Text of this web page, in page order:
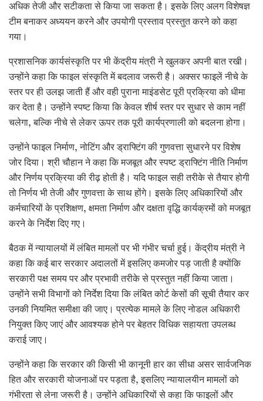
अधिक तेजी और सटीकता से किया जा सकता है। इसके लिए अलग विशेषज्ञ
टीम बनाकर अध्ययन करने और उपयोगी प्रस्ताव प्रस्तुत करने को कहा
गया।
प्रशासनिक कार्यसंस्कृति पर भी केंद्रीय मंत्री ने खुलकर अपनी बात रखी।
उन्होंने कहा कि फाइल संस्कृति में बदलाव जरूरी है। अक्सर फाइलें नीचे के
स्तर पर ही उलझ जाती हैं और वही पुराना माइंडसेट पूरी प्रक्रिया को धीमा
कर देता है। उन्होंने स्पष्ट किया कि केवल शीर्ष स्तर पर सुधार से काम नहीं
चलेगा, बल्कि नीचे से लेकर ऊपर तक पूरी कार्यप्रणाली को बदलना होगा।
उन्होंने फाइल निर्माण, नोटिंग और ड्राफ्टिंग की गुणवत्ता सुधारने पर विशेष
जोर दिया। श्री चौहान ने कहा कि मजबूत और स्पष्ट ड्राफ्टिंग नीति निर्माण
और निर्णय प्रक्रिया की रीढ़ होती है। यदि फाइल सही तरीके से तैयार होगी
तो निर्णय भी तेजी और गुणवत्ता के साथ होंगे। इसके लिए अधिकारियों और
कर्मचारियों के प्रशिक्षण, क्षमता निर्माण और दक्षता वृद्धि कार्यक्रमों को मजबूत
करने के निर्देश दिए गए।
बैठक में न्यायालयों में लंबित मामलों पर भी गंभीर चर्चा हुई। केंद्रीय मंत्री ने
कहा कि कई बार सरकार अदालतों में इसलिए कमजोर पड़ जाती है क्योंकि
सरकारी पक्ष समय पर और प्रभावी तरीके से प्रस्तुत नहीं किया जाता।
उन्होंने सभी विभागों को निर्देश दिया कि लंबित कोर्ट केसों की सूची तैयार कर
उनकी नियमित समीक्षा की जाए। प्रत्येक मामले के लिए नोडल अधिकारी
नियुक्त किए जाएं और आवश्यक होने पर बेहतर विधिक सहायता उपलब्ध
कराई जाए।
उन्होंने कहा कि सरकार की किसी भी कानूनी हार का सीधा असर सार्वजनिक
हित और सरकारी योजनाओं पर पड़ता है, इसलिए न्यायालयीन मामलों को
गंभीरता से लेना जरूरी है। उन्होंने अधिकारियों से कहा कि फाइलों और